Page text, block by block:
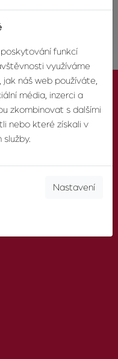
ODESLAT
funkcí
využíváme
náš web používáte,
média, inzerci a
zkombinovat s dalšími
nebo které získali v
Nastavení